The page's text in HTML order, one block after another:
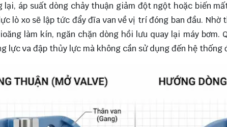
lại, áp suất dòng chảy thuận giảm đột ngột hoặc biến
lò xo sẽ lập tức đẩy đĩa van về vị trí đóng ban đầu.
làm kín, ngăn chặn dòng hồi lưu quay lại máy
lực va đập thủy lực mà không cần sử dụng đến hệ